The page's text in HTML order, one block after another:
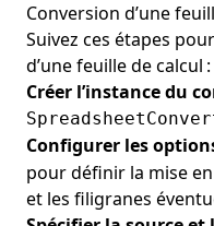
Conversion d’une
Suivez ces étapes
d’une feuille de calcul :
Créer l’instance du
Configurer les
pour définir la mise
et les filigranes